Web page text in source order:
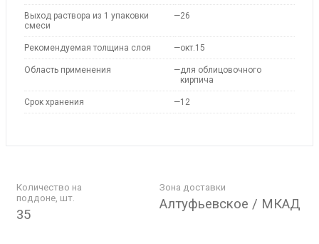
Выход раствора из 1 упаковки
смеси
—26
Рекомендуемая толщина слоя —окт.15
Область применения —для облицовочного
кирпича
Срок хранения —12
Количество на
поддоне, шт.
35
Зона доставки
Алтуфьевское / МКАД